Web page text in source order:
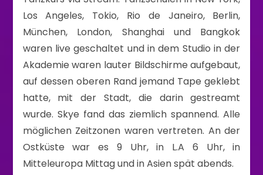
Los Angeles, Tokio, Rio de Janeiro, Berlin,
München, London, Shanghai und Bangkok
waren live geschaltet und in dem Studio in der
Akademie waren lauter Bildschirme aufgebaut,
auf dessen oberen Rand jemand Tape geklebt
hatte, mit der Stadt, die darin gestreamt
wurde. Skye fand das ziemlich spannend. Alle
möglichen Zeitzonen waren vertreten. An der
Ostküste war es 9 Uhr, in L.A 6 Uhr, in
Mitteleuropa Mittag und in Asien spät abends.